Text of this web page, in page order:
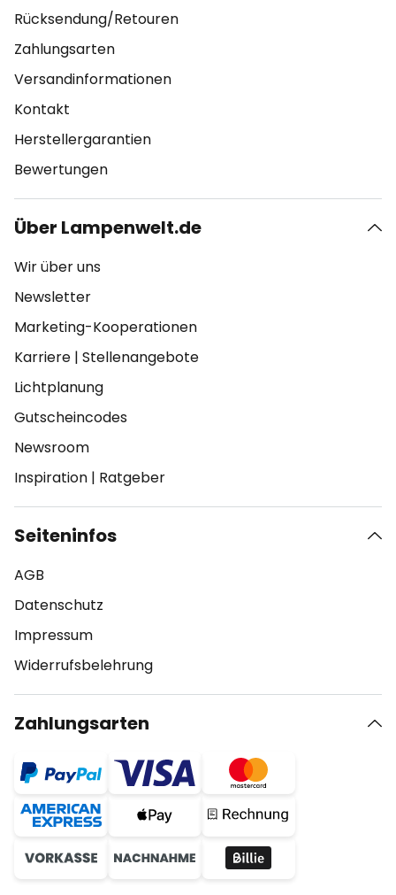
Rücksendung/Retouren
Zahlungsarten
Versandinformationen
Kontakt
Herstellergarantien
Bewertungen
Über Lampenwelt.de
Wir über uns
Newsletter
Marketing-Kooperationen
Karriere | Stellenangebote
Lichtplanung
Gutscheincodes
Newsroom
Inspiration | Ratgeber
Seiteninfos
AGB
Datenschutz
Impressum
Widerrufsbelehrung
Zahlungsarten